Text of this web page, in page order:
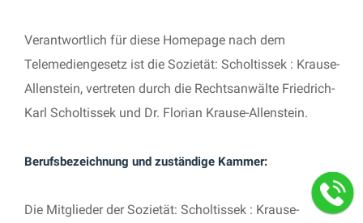
Verantwortlich für diese Homepage nach dem
Telemediengesetz ist die Sozietät: Scholtissek : Krause-
Allenstein, vertreten durch die Rechtsanwälte Friedrich-
Karl Scholtissek und Dr. Florian Krause-Allenstein.
Berufsbezeichnung und zuständige Kammer:
Die Mitglieder der Sozietät: Scholtissek : Krause-